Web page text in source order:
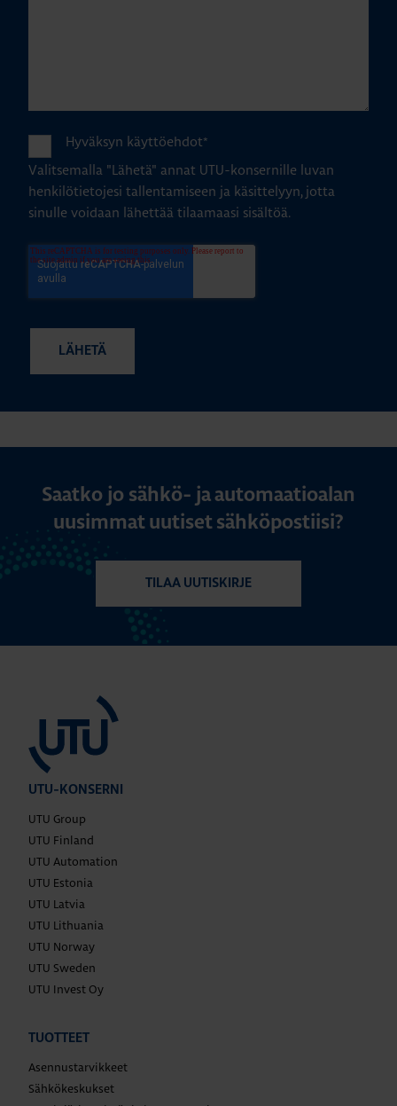
Hyväksyn käyttöehdot*
Valitsemalla "Lähetä" annat UTU-konsernille luvan
henkilötietojesi tallentamiseen ja käsittelyyn, jotta
sinulle voidaan lähettää tilaamaasi sisältöä.
Saatko jo sähkö- ja automaatioalan
uusimmat uutiset sähköpostiisi?
TILAA UUTISKIRJE
UTU-KONSERNI
UTU Group
UTU Finland
UTU Automation
UTU Estonia
UTU Latvia
UTU Lithuania
UTU Norway
UTU Sweden
UTU Invest Oy
TUOTTEET
Asennustarvikkeet
Sähkökeskukset